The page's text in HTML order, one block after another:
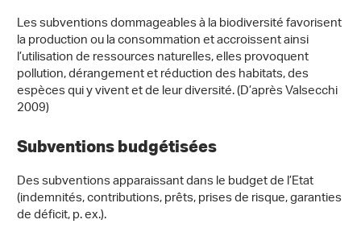
Les subventions dommageables à la biodiversité favorisent
la production ou la consommation et accroissent ainsi
l’utilisation de ressources naturelles, elles provoquent
pollution, dérangement et réduction des habitats, des
espèces qui y vivent et de leur diversité. (D’après Valsecchi
2009)
Subventions budgétisées
Des subventions apparaissant dans le budget de l’Etat
(indemnités, contributions, prêts, prises de risque, garanties
de déficit, p. ex.).